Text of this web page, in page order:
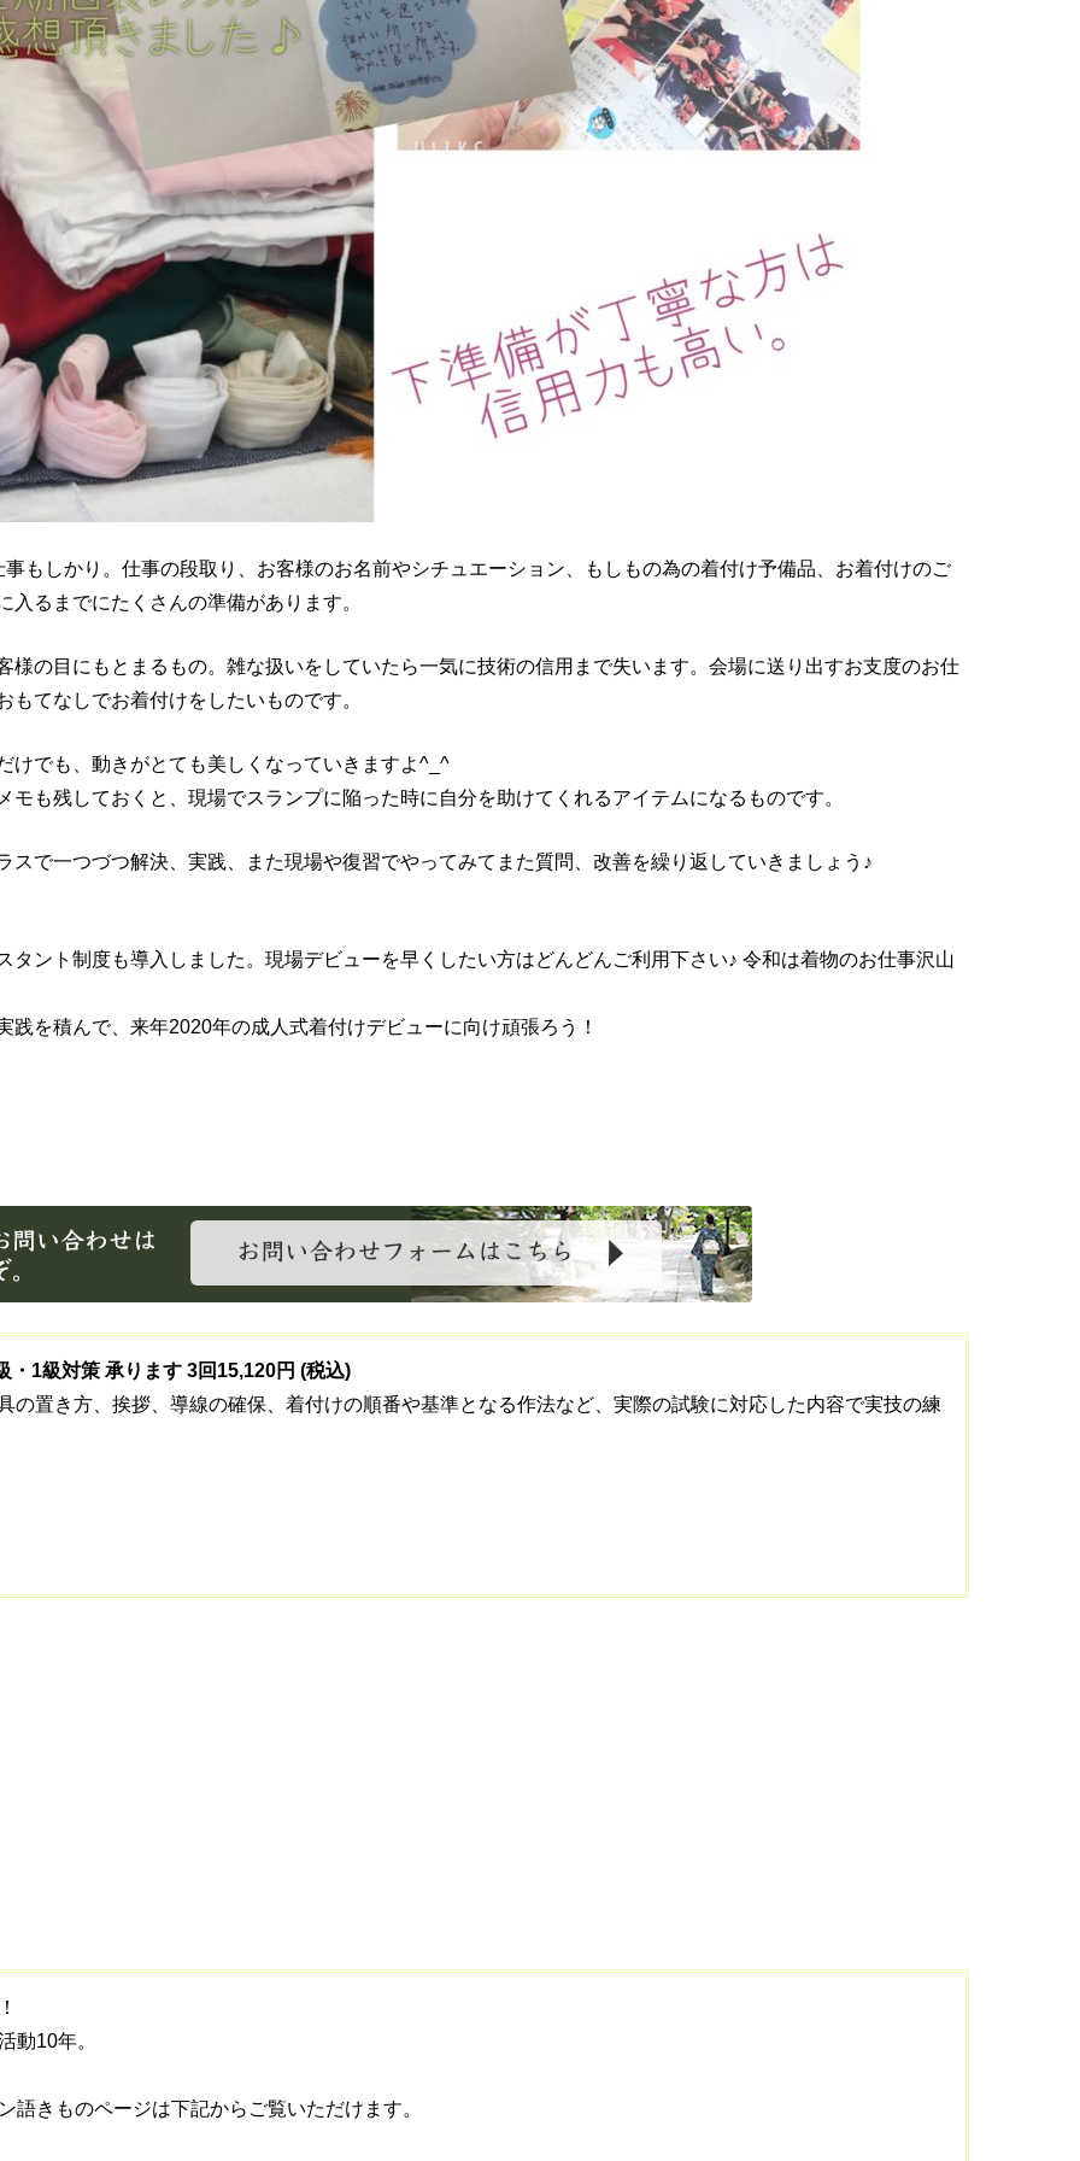
もしかり。仕事の段取り、お客様のお名前やシチュエーション、もしもの為の着付け予備品、お着付けのご
るまでにたくさんの準備があります。
様の目にもとまるもの。雑な扱いをしていたら一気に技術の信用まで失います。会場に送り出すお支度のお仕
てなしでお着付けをしたいものです。
けでも、動きがとても美しくなっていきますよ^_^
も残しておくと、現場でスランプに陥った時に自分を助けてくれるアイテムになるものです。
で一つづつ解決、実践、また現場や復習でやってみてまた質問、改善を繰り返していきましょう♪
ント制度も導入しました。現場デビューを早くしたい方はどんどんご利用下さい♪ 令和は着物のお仕事沢山
を積んで、来年2020年の成人式着付けデビューに向け頑張ろう！
・1級対策 承ります 3回15,120円 (税込)
の置き方、挨拶、導線の確保、着付けの順番や基準となる作法など、実際の試験に対応した内容で実技の練
動10年。
きものページは下記からご覧いただけます。